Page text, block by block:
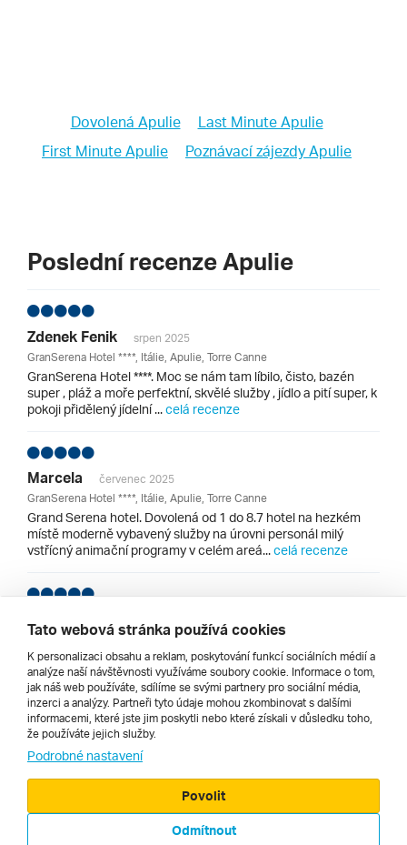
Dovolená Apulie
Last Minute Apulie
First Minute Apulie
Poznávací zájezdy Apulie
Poslední recenze Apulie
Zdenek Fenik
srpen 2025
GranSerena Hotel ****, Itálie, Apulie, Torre Canne
GranSerena Hotel ****. Moc se nám tam líbilo, čisto, bazén
super , pláž a moře perfektní, skvělé služby , jídlo a pití super, k
pokoji přidělený jídelní ...celá recenze
Marcela
červenec 2025
GranSerena Hotel ****, Itálie, Apulie, Torre Canne
Grand Serena hotel. Dovolená od 1 do 8.7 hotel na hezkém
místě moderně vybavený služby na úrovni personál milý
vstřícný animační programy v celém areá...celá recenze
GranSerena Hotel ****, Itálie, Apulie, Torre Canne
Hodnocení. Krásný hotel,všude čisto,bezvadná strava....celá
recenze
Všechny recenze hotelů v lokalitě Apulie
Tato webová stránka používá cookies
K personalizaci obsahu a reklam, poskytování funkcí sociálních médií a
analýze naší návštěvnosti využíváme soubory cookie. Informace o tom,
jak náš web používáte, sdílíme se svými partnery pro sociální média,
inzerci a analýzy. Partneři tyto údaje mohou zkombinovat s dalšími
informacemi, které jste jim poskytli nebo které získali v důsledku toho,
že používáte jejich služby.
Podrobné nastavení
Odmítnout
Povolit